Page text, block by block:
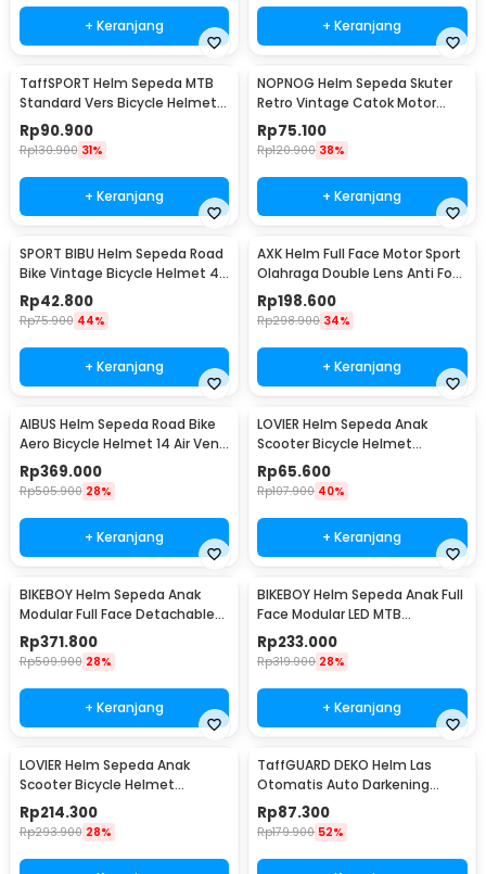
+ Keranjang + Keranjang
TaffSPORT Helm Sepeda MTB
Standard Vers Bicycle Helmet
19 Air Vent - Z20
Rp90.900
Rp130.900 31%
+ Keranjang
NOPNOG Helm Sepeda Skuter
Retro Vintage Catok Motor
Bicycle Helmet - U15
Rp75.100
Rp120.900 38%
+ Keranjang
SPORT BIBU Helm Sepeda Road
Bike Vintage Bicycle Helmet 4
Air Vents - U20
Rp42.800
Rp75.900 44%
+ Keranjang
AXK Helm Full Face Motor Sport
Olahraga Double Lens Anti Fog
Motocycle - A557
Rp198.600
Rp298.900 34%
+ Keranjang
AIBUS Helm Sepeda Road Bike
Aero Bicycle Helmet 14 Air Vent
- Z25
Rp369.000
Rp505.900 28%
+ Keranjang
LOVIER Helm Sepeda Anak
Scooter Bicycle Helmet
Outdoor Sports - K20
Rp65.600
Rp107.900 40%
+ Keranjang
BIKEBOY Helm Sepeda Anak
Modular Full Face Detachable
MTB Skateboard - K22
Rp371.800
Rp509.900 28%
+ Keranjang
BIKEBOY Helm Sepeda Anak Full
Face Modular LED MTB
Skateboard - K24
Rp233.000
Rp319.900 28%
+ Keranjang
LOVIER Helm Sepeda Anak
Scooter Bicycle Helmet
Outdoor Sports - K50
Rp214.300
Rp293.900 28%
TaffGUARD DEKO Helm Las
Otomatis Auto Darkening
Welding Helmet - HW24
Rp87.300
Rp179.900 52%